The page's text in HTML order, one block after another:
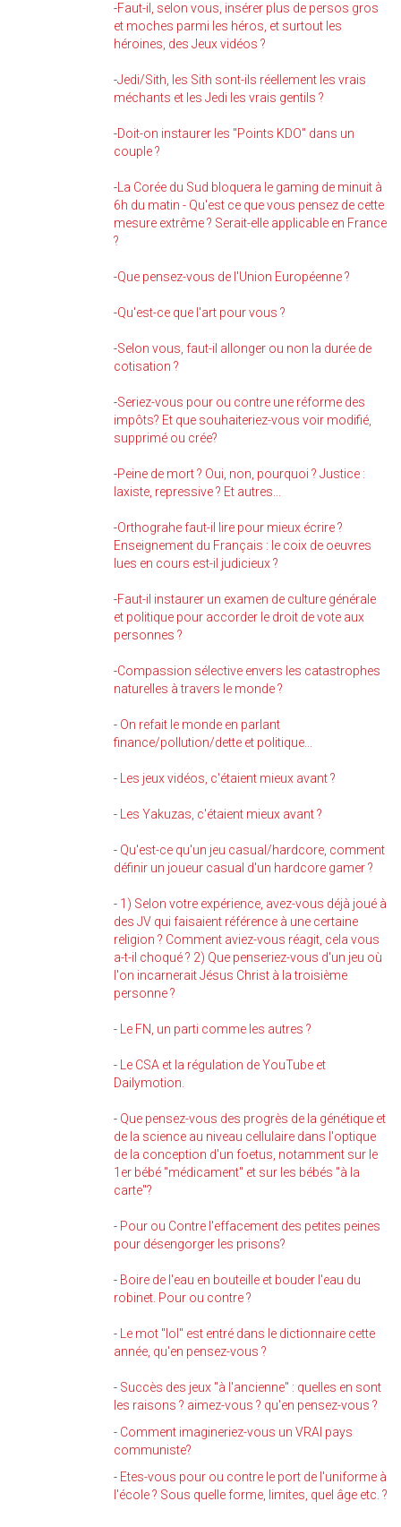
-Faut-il, selon vous, insérer plus de persos gros
et moches parmi les héros, et surtout les
héroines, des Jeux vidéos ?
-Jedi/Sith, les Sith sont-ils réellement les vrais
méchants et les Jedi les vrais gentils ?
-Doit-on instaurer les "Points KDO" dans un
couple ?
- La Corée du Sud bloquera le gaming de minuit à
6h du matin - Qu'est ce que vous pensez de cette
mesure extrême ? Serait-elle applicable en France
?
-Que pensez-vous de l'Union Européenne ?
-Qu'est-ce que l'art pour vous ?
-Selon vous, faut-il allonger ou non la durée de
cotisation ?
-Seriez-vous pour ou contre une réforme des
impôts? Et que souhaiteriez-vous voir modifié,
supprimé ou crée?
-Peine de mort ? Oui, non, pourquoi ? Justice :
laxiste, repressive ? Et autres...
-Orthograhe faut-il lire pour mieux écrire ?
Enseignement du Français : le coix de oeuvres
lues en cours est-il judicieux ?
-Faut-il instaurer un examen de culture générale
et politique pour accorder le droit de vote aux
personnes ?
-Compassion sélective envers les catastrophes
naturelles à travers le monde ?
- On refait le monde en parlant
finance/pollution/dette et politique...
- Les jeux vidéos, c'étaient mieux avant ?
- Les Yakuzas, c'étaient mieux avant ?
- Qu'est-ce qu'un jeu casual/hardcore, comment
définir un joueur casual d'un hardcore gamer ?
- 1) Selon votre expérience, avez-vous déjà joué à
des JV qui faisaient référence à une certaine
religion ? Comment aviez-vous réagit, cela vous
a-t-il choqué ? 2) Que penseriez-vous d'un jeu où
l'on incarnerait Jésus Christ à la troisième
personne ?
- Le FN, un parti comme les autres ?
-
Le CSA et la régulation de YouTube et
Dailymotion.
- Que pensez-vous des progrès de la génétique et
de la science au niveau cellulaire dans l'optique
de la conception d'un foetus, notamment sur le
1er bébé "médicament" et sur les bébés "à la
carte"?
- Pour ou Contre l'effacement des petites peines
pour désengorger les prisons?
- Boire de l'eau en bouteille et bouder l'eau du
robinet. Pour ou contre ?
-
Le mot "lol" est entré dans le dictionnaire cette
année, qu'en pensez-vous ?
- Succès des jeux "à l'ancienne" : quelles en sont
les raisons ? aimez-vous ? qu'en pensez-vous ?
- Comment imagineriez-vous un VRAI pays
communiste?
- Etes-vous pour ou contre le port de l'uniforme à
l'école ? Sous quelle forme, limites, quel âge etc. ?